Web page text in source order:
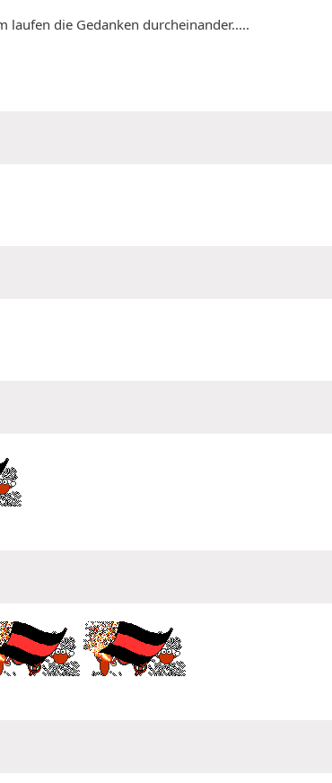
laufen die Gedanken durcheinander.....